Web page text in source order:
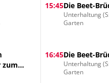
zum
15:45Die Beet-
Unterhaltung
Garten
16:45Die Beet-
Unterhaltung
Garten